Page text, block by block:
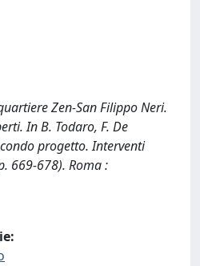
Zen-San Filippo Neri.
In B. Todaro, F. De
progetto. Interventi
669-678). Roma :